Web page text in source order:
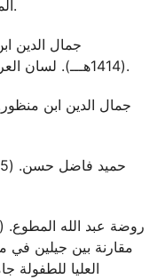
المواقف والرسالة. عمان: دار مجدولاني.
(1414هـــ). لسان العرب. بيروت: دار صادر للطباعة والنشر.
مقارنة بين جيلين في
العليا